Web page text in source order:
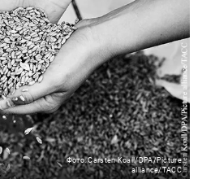
Фото: Carsten Koall/DPA/Picture
alliance/ТАСС